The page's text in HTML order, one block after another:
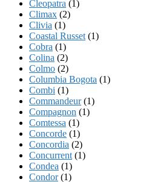
Cleopatra (1)
Climax (2)
Clivia (1)
Coastal Russet (1)
Cobra (1)
Colina (2)
Colmo (2)
Columbia Bogota (1)
Combi (1)
Commandeur(1)
Compagnon (1)
Comtessa (1)
Concorde (1)
Concordia (2)
Concurrent (1)
Condea (1)
Condor(1)